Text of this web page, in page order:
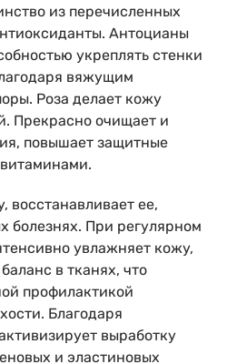
из перечисленных
Антоцианы
укреплять стенки
вяжущим
Роза делает кожу
Прекрасно очищает и
повышает защитные
восстанавливает ее,
болезнях. При регулярном
увлажняет кожу,
в тканях, что
профилактикой
Благодаря
выработку
и эластиновых